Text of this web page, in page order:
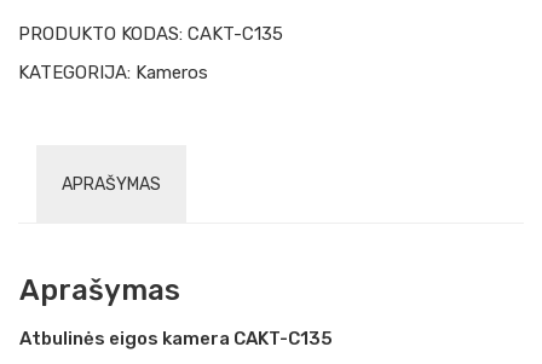
PRODUKTO KODAS: CAKT-C135
KATEGORIJA: Kameros
APRAŠYMAS
Aprašymas
Atbulinės eigos kamera CAKT-C135